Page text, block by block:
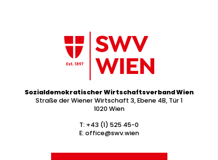
Sozialdemokratischer Wirtschaftsverband Wien
Straße der Wiener Wirtschaft 3, Ebene 4B, Tür 1
1020 Wien
T: +43 (1) 525 45-0
E: office@swv.wien